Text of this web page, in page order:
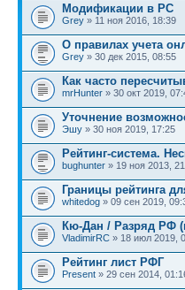
Модификации в РС
Grey » 11 ноя 2016, 18:39
О правилах учета
Grey » 30 дек 2015, 08:55
Как часто
mrHunter » 30 окт 2019,
Уточнение
Эшу » 30 ноя 2019, 17:25
Рейтинг-система.
bughunter » 19 ноя 2013,
Границы рейтинга
whitedog » 09 сен 2019,
Кю-Дан / Разряд РФ
VladimirRC » 18 июл 2019,
Рейтинг лист РФГ
Present » 29 сен 2014,